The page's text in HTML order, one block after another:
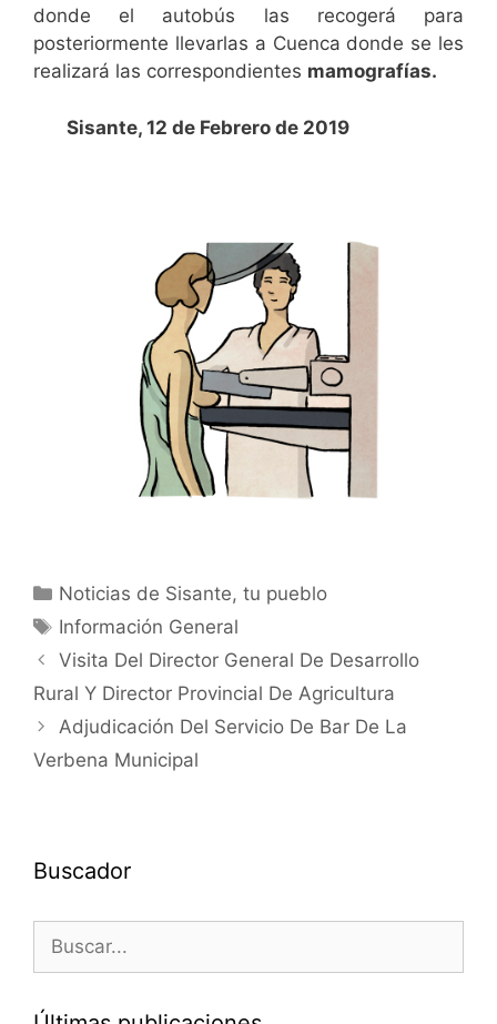
donde el autobús las recogerá para
posteriormente llevarlas a Cuenca donde se les
realizará las correspondientes mamografías.
Sisante, 12 de Febrero de 2019
Noticias de Sisante, tu pueblo
Información General
Visita Del Director General De Desarrollo
Rural Y Director Provincial De Agricultura
Adjudicación Del Servicio De Bar De La
Verbena Municipal
Buscador